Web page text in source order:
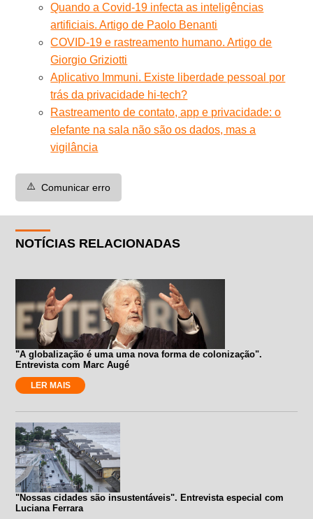
Quando a Covid-19 infecta as inteligências
artificiais. Artigo de Paolo Benanti
COVID-19 e rastreamento humano. Artigo de
Giorgio Griziotti
Aplicativo Immuni. Existe liberdade pessoal por
trás da privacidade hi-tech?
Rastreamento de contato, app e privacidade: o
elefante na sala não são os dados, mas a
vigilância
⚠️ Comunicar erro
NOTÍCIAS RELACIONADAS
"A globalização é uma uma nova forma de colonização".
Entrevista com Marc Augé
LER MAIS
"Nossas cidades são insustentáveis". Entrevista especial com
Luciana Ferrara